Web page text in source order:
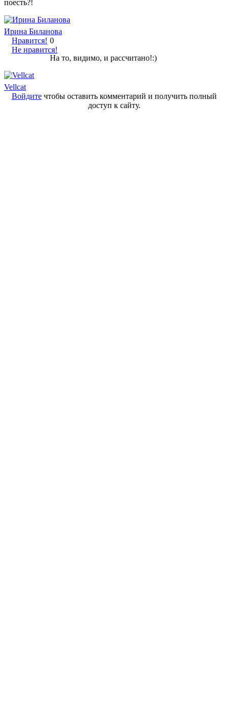
поесть?!
Ирина Биланова
Нравится!
Не нравится!
0
На то, видимо, и рассчитано!:)
Vellcat
Войдитечтобы оставить комментарий и получить полный
доступ к сайту.